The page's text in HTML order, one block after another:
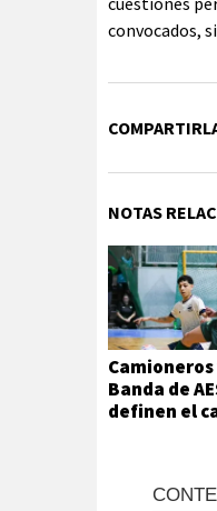
convocados,
NOTAS
Camioneros
Banda de
definen el